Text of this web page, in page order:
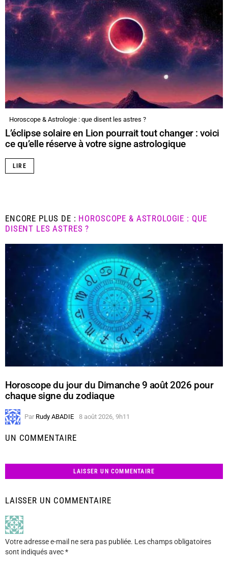
Horoscope & Astrologie : que disent les astres ?
L’éclipse solaire en Lion pourrait tout changer : voici
ce qu’elle réserve à votre signe astrologique
LIRE
ENCORE PLUS DE : HOROSCOPE & ASTROLOGIE : QUE
DISENT LES ASTRES ?
Horoscope du jour du Dimanche 9 août 2026 pour
chaque signe du zodiaque
Par Rudy ABADIE 8 août 2026, 9h11
UN COMMENTAIRE
LAISSER UN COMMENTAIRE
LAISSER UN COMMENTAIRE
Votre adresse e-mail ne sera pas publiée. Les champs obligatoires
sont indiqués avec*